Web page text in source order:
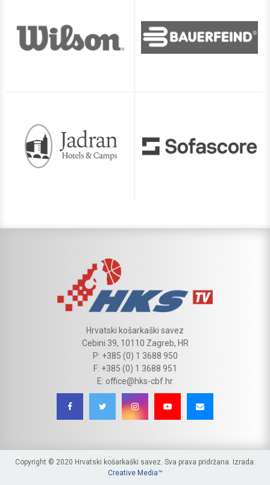
Hrvatski košarkaški savez
Cebini 39, 10110 Zagreb, HR
P: +385 (0) 1 3688 950
F: +385 (0) 1 3688 951
E: office@hks-cbf.hr
Copyright © 2020 Hrvatski košarkaški savez. Sva prava pridržana. Izrada:
Creative Media™